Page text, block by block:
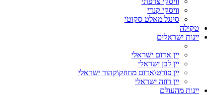
וויסקי קנדי
סינגל מאלט סקוטי
טקילה
יינות ישראלים
יין אדום ישראלי
יין לבן ישראלי
יין פורט\אדום מחוזק\קהור ישראלי
יין רוזה ישראלי
יינות מהעולם